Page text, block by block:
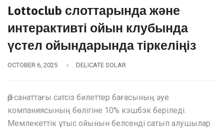
Lottoclub слоттарында және
интерактивті ойын клубында
үстел ойындарында тіркеліңіз
OCTOBER 6, 2025 DELICATE SOLAR
Әр санаттағы сәтсіз билеттер бағасының әуе
компаниясының бөлігіне 10% кэшбэк беріледі.
Мемлекеттік ұтыс ойынын белсенді сатып алушылар